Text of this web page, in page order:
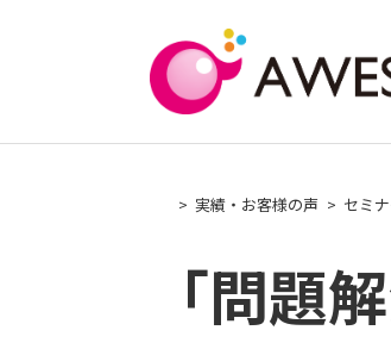
実績・お客様の声 セミ
「問題